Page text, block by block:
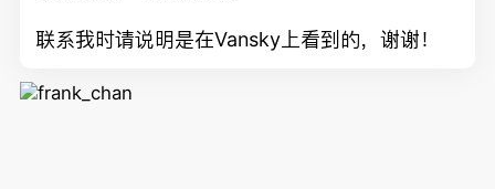
联系我时请说明是在Vansky上看到的，谢谢！